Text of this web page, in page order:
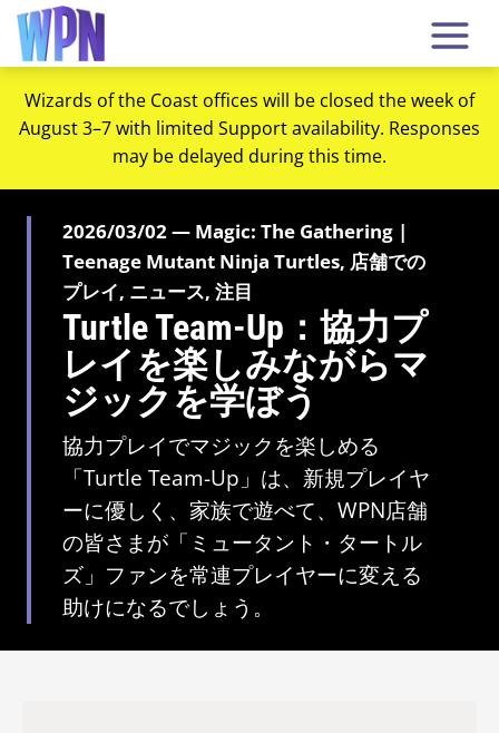
Wizards of the Coast offices will be closed the week of
August 3–7 with limited Support availability. Responses
may be delayed during this time.
2026/03/02 — Magic: The Gathering |
Teenage Mutant Ninja Turtles, 店舗での
プレイ, ニュース, 注目
Turtle Team-Up：協力プ
レイを楽しみながらマ
ジックを学ぼう
協力プレイでマジックを楽しめる
「Turtle Team-Up」は、新規プレイヤ
ーに優しく、家族で遊べて、WPN店舗
の皆さまが「ミュータント・タートル
ズ」ファンを常連プレイヤーに変える
助けになるでしょう。